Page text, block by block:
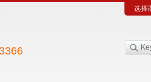
选择